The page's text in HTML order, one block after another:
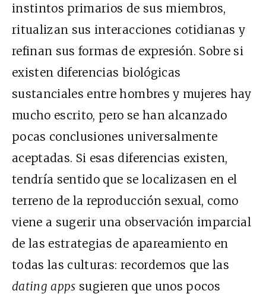
instintos primarios de sus miembros,
ritualizan sus interacciones cotidianas y
refinan sus formas de expresión. Sobre si
existen diferencias biológicas
sustanciales entre hombres y mujeres hay
mucho escrito, pero se han alcanzado
pocas conclusiones universalmente
aceptadas. Si esas diferencias existen,
tendría sentido que se localizasen en el
terreno de la reproducción sexual, como
viene a sugerir una observación imparcial
de las estrategias de apareamiento en
todas las culturas: recordemos que las
dating apps sugieren que unos pocos